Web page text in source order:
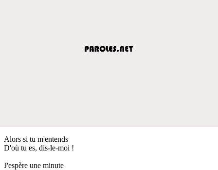
Alors si tu m'entends
D'où tu es, dis-le-moi !
J'espère une minute